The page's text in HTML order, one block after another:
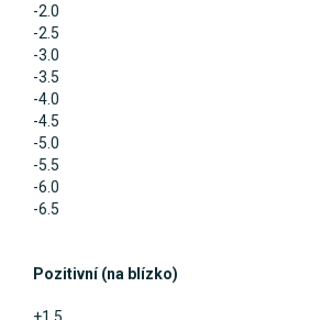
-2.0
-2.5
-3.0
-3.5
-4.0
-4.5
-5.0
-5.5
-6.0
-6.5
Pozitivní (na blízko)
+1.5